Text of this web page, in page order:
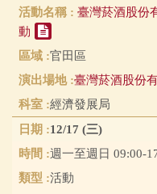
臺灣菸酒股份
動
官田區
臺灣菸酒股份
經濟發展局
12/17 (三)
週一至週日 09:00-
活動